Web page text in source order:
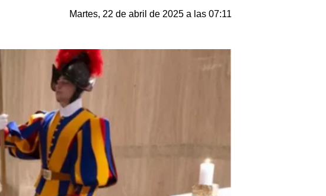
Martes, 22 de abril de 2025 a las 07:11